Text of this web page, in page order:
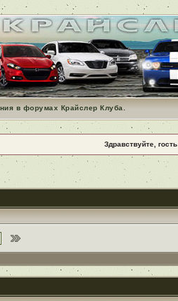
в форумах Крайслер Клуба.
Здравствуйте, гость